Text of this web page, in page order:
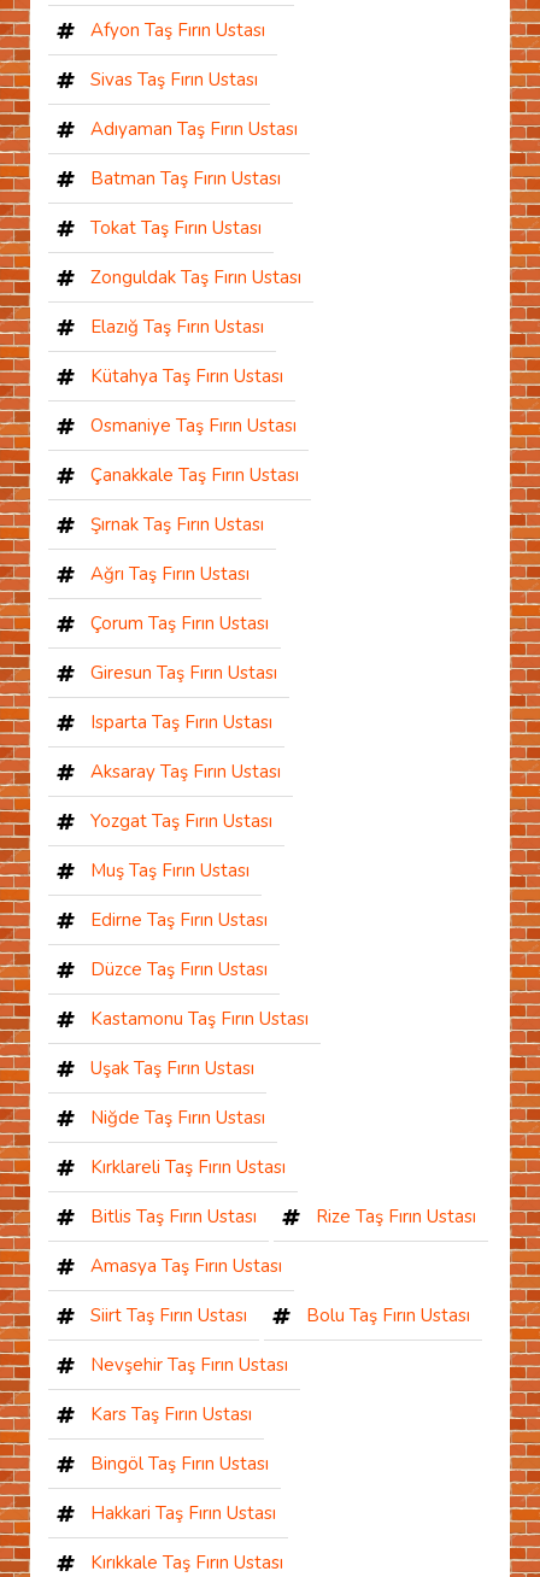
Afyon Taş Fırın Ustası
Sivas Taş Fırın Ustası
Adıyaman Taş Fırın Ustası
Batman Taş Fırın Ustası
Tokat Taş Fırın Ustası
Zonguldak Taş Fırın Ustası
Elazığ Taş Fırın Ustası
Kütahya Taş Fırın Ustası
Osmaniye Taş Fırın Ustası
Çanakkale Taş Fırın Ustası
Şırnak Taş Fırın Ustası
Ağrı Taş Fırın Ustası
Çorum Taş Fırın Ustası
Giresun Taş Fırın Ustası
Isparta Taş Fırın Ustası
Aksaray Taş Fırın Ustası
Yozgat Taş Fırın Ustası
Muş Taş Fırın Ustası
Edirne Taş Fırın Ustası
Düzce Taş Fırın Ustası
Kastamonu Taş Fırın Ustası
Uşak Taş Fırın Ustası
Niğde Taş Fırın Ustası
Kırklareli Taş Fırın Ustası
Bitlis Taş Fırın Ustası Rize Taş Fırın Ustası
Amasya Taş Fırın Ustası
Siirt Taş Fırın Ustası Bolu Taş Fırın Ustası
Nevşehir Taş Fırın Ustası
Kars Taş Fırın Ustası
Bingöl Taş Fırın Ustası
Hakkari Taş Fırın Ustası
Kırıkkale Taş Fırın Ustası